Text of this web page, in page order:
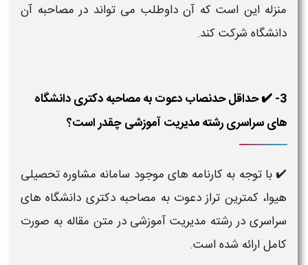
منزله این است که آن داوطلب می تواند در مصاحبه آن
دانشگاه شرکت کند.
3- ✔️ حداقل حدنصاب دعوت به مصاحبه دکتری دانشگاه
های سراسری رشته مدیریت آموزشی چقدر است؟
✔️ با توجه به کارنامه های موجود سامانه مشاوره تحصیلی
هیوا، کمترین تراز دعوت به مصاحبه دکتری دانشگاه های
سراسری در رشته مدیریت آموزشی در متن مقاله به صورت
کامل ارائه شده است.